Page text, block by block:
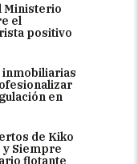
Ministerio
el
positivo
inmobiliarias
en
de Kiko
y Siempre
flotante